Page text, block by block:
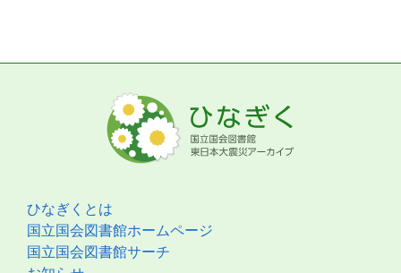
ひなぎくとは
国立国会図書館ホームページ
国立国会図書館サーチ